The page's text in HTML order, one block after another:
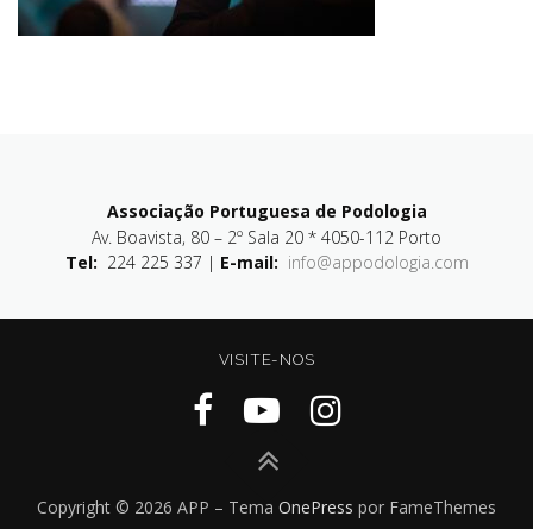
Associação Portuguesa de Podologia
Av. Boavista, 80 – 2º Sala 20 * 4050-112 Porto
Tel: 224 225 337 | E-mail: info@appodologia.com
VISITE-NOS
Copyright © 2026 APP – Tema OnePress por FameThemes